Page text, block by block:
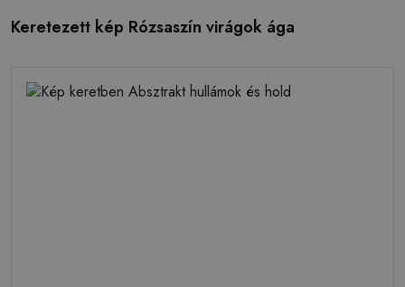
Keretezett kép Rózsaszín virágok ága